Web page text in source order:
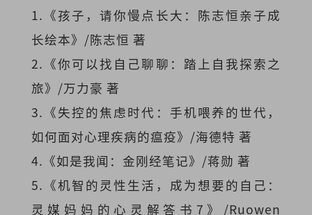
1.《孩子，请你慢点长大：陈志恒亲子成
长绘本》/陈志恒 著
2.《你可以找自己聊聊：踏上自我探索之
旅》/万力豪 著
3.《失控的焦虑时代：手机喂养的世代，
如何面对心理疾病的瘟疫》/海德特 著
4.《如是我闻：金刚经笔记》/蒋勋 著
5.《机智的灵性生活，成为想要的自己：
灵媒妈妈的心灵解答书7》/Ruowen